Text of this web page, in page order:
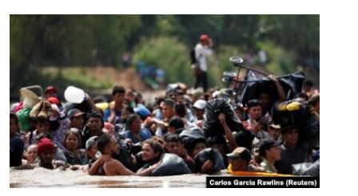
ARAŞDIRMA
VIDEO
FOTOQALEREYA
İNFOQRAFIKA
KARIKATURA
RADIO ARXIV
OXU ZALI
AZƏRBAYCAN ƏDƏBIYYATI KITABXANASI
İSLAM VƏ DEMOKRATIYA
HAQQIMIZDA
MISSIYAMIZ
PEŞƏ ETIKASI VƏ JURNALISTIKA STANDARTLARIMIZ
BIZI IZLƏ